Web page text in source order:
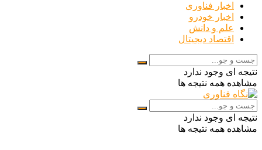
اخبار فناوری
اخبار خودرو
علم و دانش
اقتصاد دیجیتال
نتیجه ای وجود ندارد
مشاهده همه نتیجه ها
نتیجه ای وجود ندارد
مشاهده همه نتیجه ها